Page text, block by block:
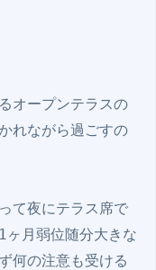
オープンテラスの
れながら過ごすの
て夜にテラス席で
ヶ月弱位随分大きな
何の注意も受ける